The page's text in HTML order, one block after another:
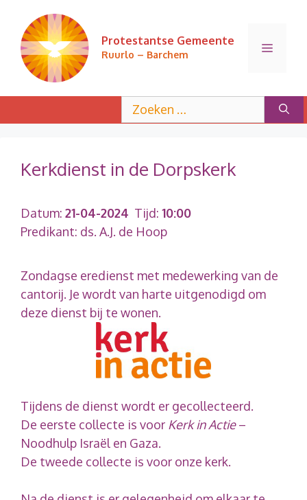
inhoud
Protestantse Gemeente
Ruurlo – Barchem
Menu
naar:
Kerkdienst in de Dorpskerk
Datum: 21-04-2024 Tijd: 10:00
Predikant: ds. A.J. de Hoop
Zondagse eredienst met medewerking van de
cantorij. Je wordt van harte uitgenodigd om
deze dienst bij te wonen.
Tijdens de dienst wordt er gecollecteerd.
De eerste collecte is voor Kerk in Actie–
Noodhulp Israël en Gaza.
De tweede collecte is voor onze kerk.